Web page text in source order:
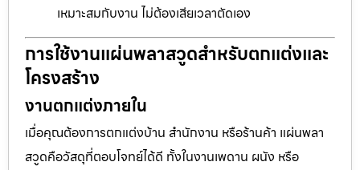
เหมาะสมกับงาน ไม่ต้องเสียเวลาตัดเอง
การใช้งานแผ่นพลาสวูดสำหรับตกแต่งและ
โครงสร้าง
งานตกแต่งภายใน
เมื่อคุณต้องการตกแต่งบ้าน สำนักงาน หรือร้านค้า แผ่นพลา
สวูดคือวัสดุที่ตอบโจทย์ได้ดี ทั้งในงานเพดาน ผนัง หรือ